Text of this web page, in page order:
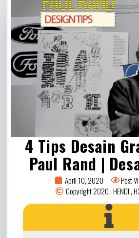
4 Tips Desain
Paul Rand |
April 10, 2020
Post
Copyright 2020 , HENDI ,